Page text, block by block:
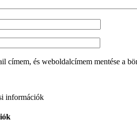
címem, és weboldalcímem mentése a
információk